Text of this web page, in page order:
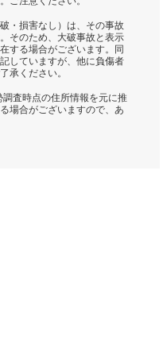
・損害なし）は、その事故
そのため、大破事故と表示
する場合がございます。同
していますが、他に負傷者
承ください。
査時点の住所情報を元に推
場合がございますので、あ